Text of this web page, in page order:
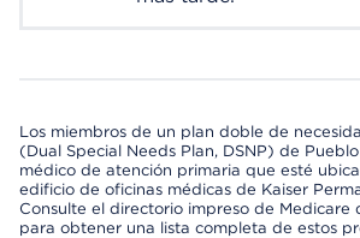
Los miembros de un plan doble de
(Dual Special Needs Plan, DSNP) de
médico de atención primaria que esté
edificio de oficinas médicas de Kaiser
Consulte el directorio impreso de Medicare
para obtener una lista completa de estos